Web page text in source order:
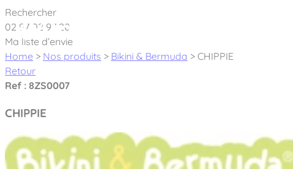
Cookies management panel
Créateur et fabricant d’aires de jeux &
Nos dernières actualités
Rechercher
02 97 02 97 20
Ma liste d’envie
Home > Nos produits > Bikini & Bermuda > CHIPPIE
Retour
Ref : 8ZS0007
CHIPPIE